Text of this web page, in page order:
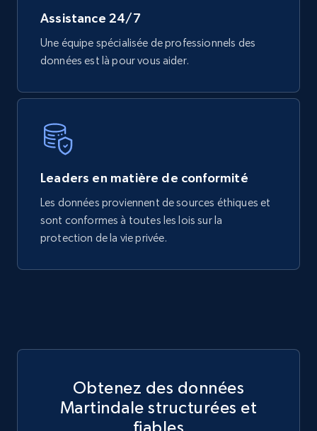
Business
3.3K+ 552+
Assistance 24/7
Une équipe spécialisée de professionnels des
données est là pour vous aider.
Leaders en matière de conformité
Les données proviennent de sources éthiques et
sont conformes à toutes les lois sur la
protection de la vie privée.
Obtenez des données
Martindale structurées et